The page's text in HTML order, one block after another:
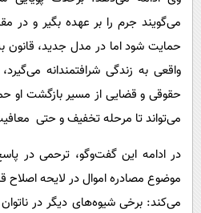
می‌گویند جرم را بر عهده بگیر و در
حمایت شود اما در مدل جدید، قانون
واقعی به زندگی شرافتمندانه
حقوقی و قضایی از مسیر بازگشت او
می‌تواند تا مرحله تخفیف و حتی
در ادامه این گفت‌وگو، ترحمی در
موضوع مصادره اموال در لایحه اصلاح
می‌کند: برخی شیوه‌های دیگر در